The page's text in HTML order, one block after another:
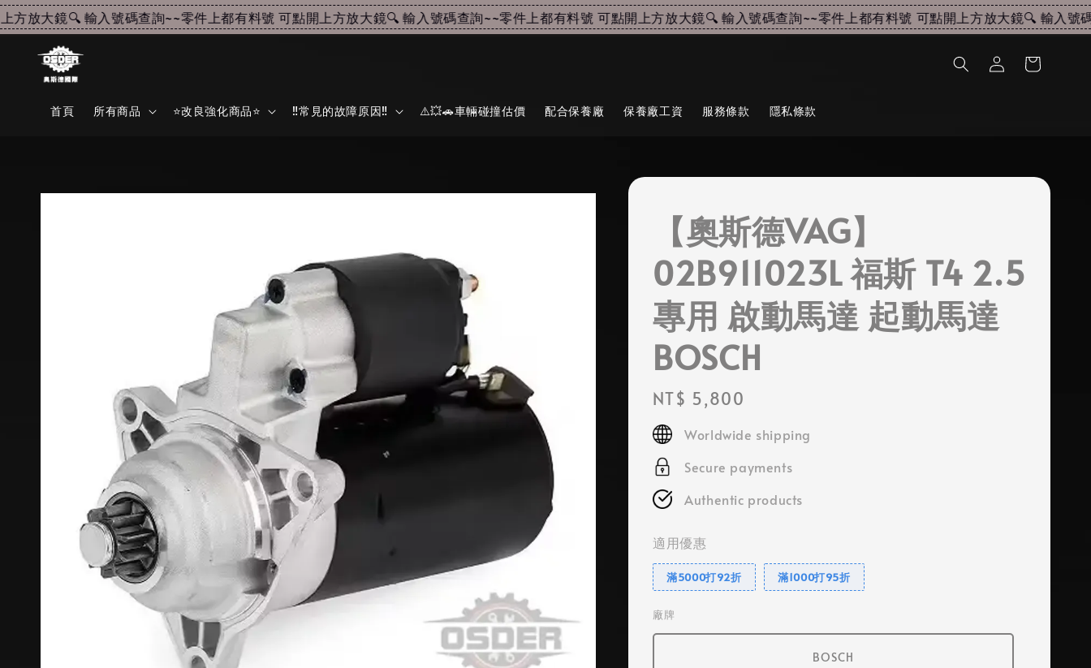
放大鏡🔍 輸入號碼查詢~~零件上都有料號 可點開上方放大鏡🔍 輸入號碼查詢~~零件上都有料號 可點開上方放大鏡🔍 輸入號碼查詢~~零件上都有料號 可點開上方放大鏡🔍 輸入號碼
首頁 所有商品 ⭐改良強化商品⭐ ‼️常見的故障原因‼️ ⚠️💥🚗車輛碰撞估價 配合保養廠 保養廠工資 服務條款 隱私條款
【奧斯德VAG】
02B911023L 福斯 T4 2.5
專用 啟動馬達 起動馬達
BOSCH
Regular
price
NT$ 5,800
Worldwide shipping
Secure payments
Authentic products
適用優惠
滿5000打92折 滿1000打95折
廠牌
BOSCH